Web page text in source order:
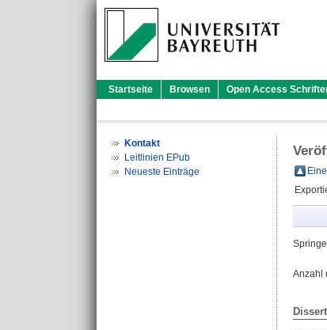
Startseite Browsen Open Access
Kontakt
Leitlinien EPub
Neueste Einträge
Anzahl